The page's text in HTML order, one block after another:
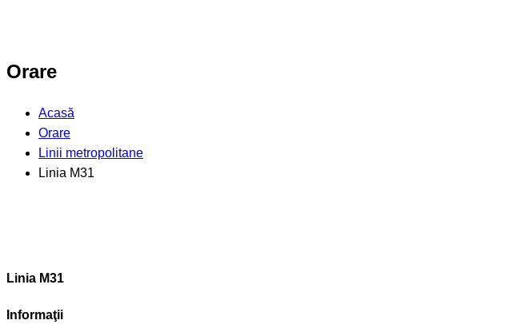
Orare
Acasă
Orare
Linii metropolitane
Linia M31
Linia M31
Informaţii